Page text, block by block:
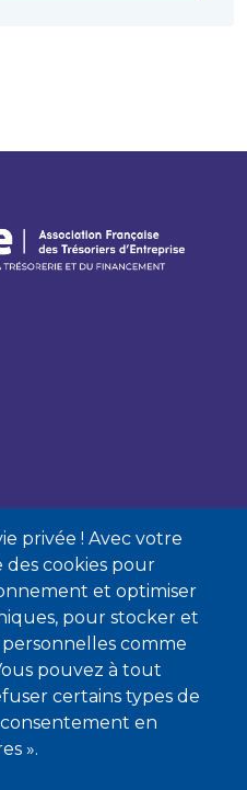
privée ! Avec votre
des cookies pour
et optimiser
pour stocker et
comme
pouvez à tout
certains types de
en
».